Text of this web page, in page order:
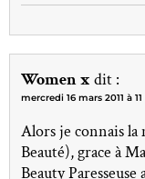
Women x dit :
mercredi 16 mars 2011 à
Alors je connais la
Beauté), grace à
Beauty